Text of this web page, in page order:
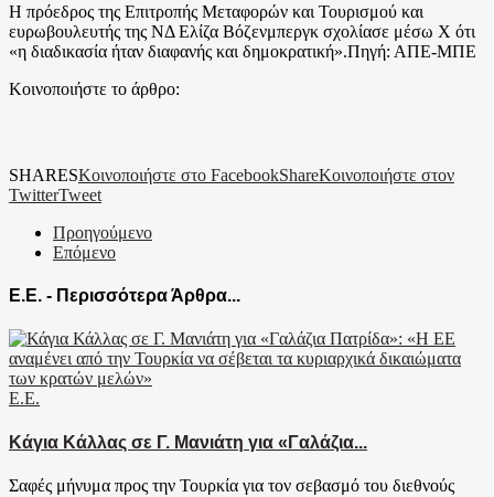
Η πρόεδρος της Επιτροπής Μεταφορών και Τουρισμού και
ευρωβουλευτής της ΝΔ Ελίζα Βόζενμπεργκ σχολίασε μέσω Χ ότι
«η διαδικασία ήταν διαφανής και δημοκρατική».Πηγή: ΑΠΕ-ΜΠΕ
Κοινοποιήστε το άρθρο:
SHARESΚοινοποιήστε στο FacebookShareΚοινοποιήστε στον
TwitterTweet
Προηγούμενο
Επόμενο
Ε.Ε. - Περισσότερα Άρθρα...
Ε.Ε.
Κάγια Κάλλας σε Γ. Μανιάτη για «Γαλάζια...
Σαφές μήνυμα προς την Τουρκία για τον σεβασμό του διεθνούς